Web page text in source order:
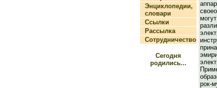
Энциклопедии,
словари
Ссылки
Рассылка
Сотрудничество
Сегодня
родились...
рок-